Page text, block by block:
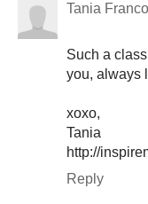
Tania Franco
Such a
you, always
xoxo,
Tania
http://
Reply